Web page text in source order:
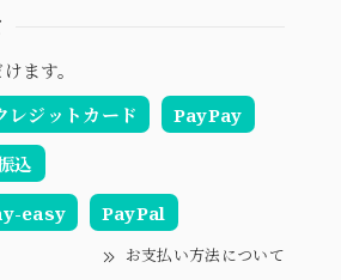
ます。
レジットカード PayPay
込
easy PayPal
お支払い方法について